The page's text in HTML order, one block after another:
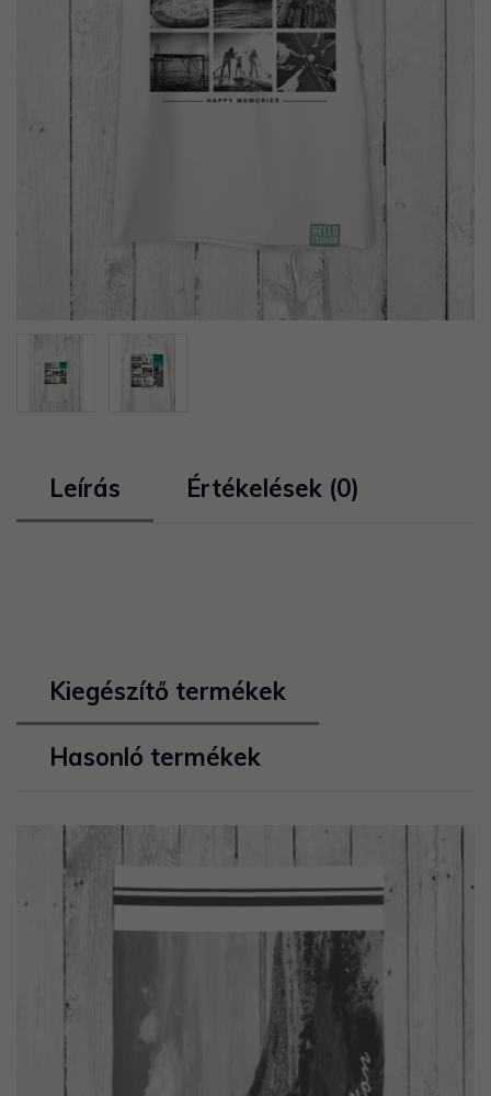
Leírás Értékelések (0)
Kiegészítő termékek
Hasonló termékek